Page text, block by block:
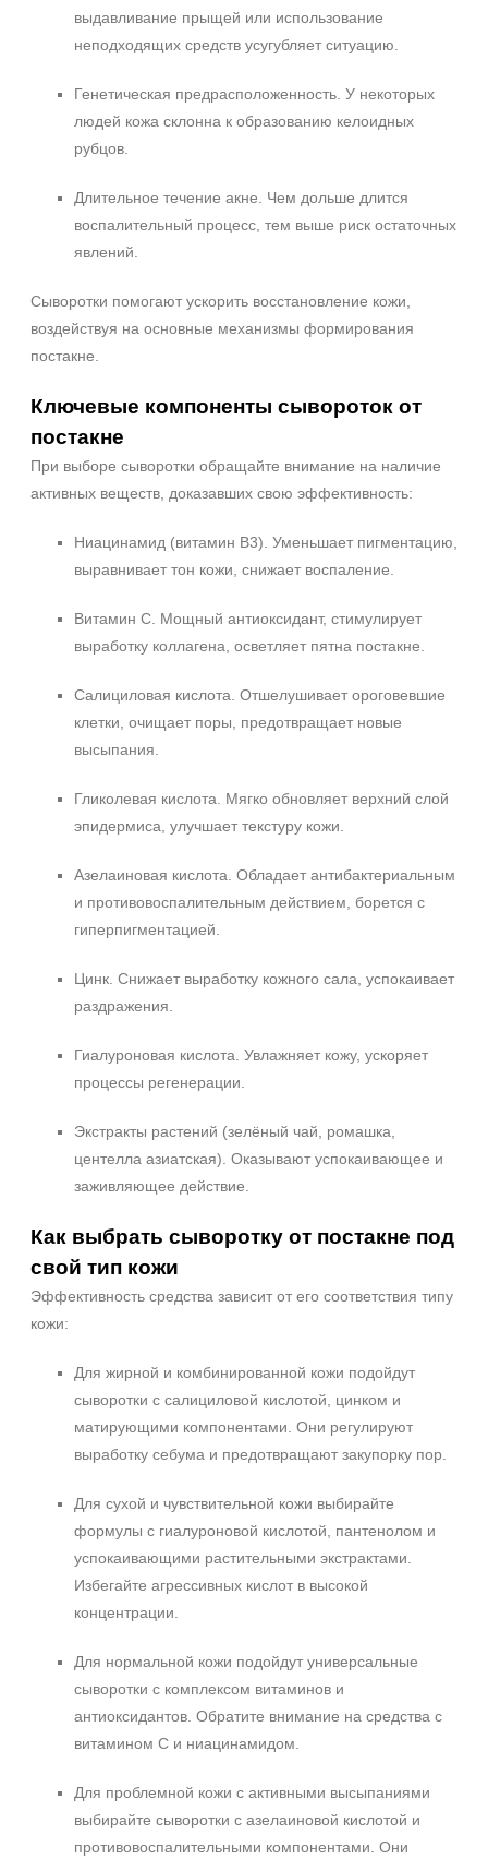
Применение
Гладкость
Веки
Вокруг глаз
Показать еще
ампула
Показать еще
Ингредиенты
Аминокислоты
Витамин C
Показать еще
Время применения
Биоревитализация
Форма выпуска
Ампула
Флакон
Подборки
Рост волос и алопеция
выдавливание прыщей или использование
неподходящих средств усугубляет ситуацию.
Генетическая предрасположенность. У некоторых
людей кожа склонна к образованию келоидных
рубцов.
Длительное течение акне. Чем дольше длится
воспалительный процесс, тем выше риск остаточных
явлений.
Сыворотки помогают ускорить восстановление кожи,
воздействуя на основные механизмы формирования
постакне.
Ключевые компоненты сывороток от
постакне
При выборе сыворотки обращайте внимание на наличие
активных веществ, доказавших свою эффективность:
Ниацинамид (витамин B3). Уменьшает пигментацию,
выравнивает тон кожи, снижает воспаление.
Витамин C. Мощный антиоксидант, стимулирует
выработку коллагена, осветляет пятна постакне.
Салициловая кислота. Отшелушивает ороговевшие
клетки, очищает поры, предотвращает новые
высыпания.
Гликолевая кислота. Мягко обновляет верхний слой
эпидермиса, улучшает текстуру кожи.
Азелаиновая кислота. Обладает антибактериальным
и противовоспалительным действием, борется с
гиперпигментацией.
Цинк. Снижает выработку кожного сала, успокаивает
раздражения.
Гиалуроновая кислота. Увлажняет кожу, ускоряет
процессы регенерации.
Экстракты растений (зелёный чай, ромашка,
центелла азиатская). Оказывают успокаивающее и
заживляющее действие.
Как выбрать сыворотку от постакне под
свой тип кожи
Эффективность средства зависит от его соответствия типу
кожи:
Для жирной и комбинированной кожи подойдут
сыворотки с салициловой кислотой, цинком и
матирующими компонентами. Они регулируют
выработку себума и предотвращают закупорку пор.
Для сухой и чувствительной кожи выбирайте
формулы с гиалуроновой кислотой, пантенолом и
успокаивающими растительными экстрактами.
Избегайте агрессивных кислот в высокой
концентрации.
Для нормальной кожи подойдут универсальные
сыворотки с комплексом витаминов и
антиоксидантов. Обратите внимание на средства с
витамином C и ниацинамидом.
Для проблемной кожи с активными высыпаниями
выбирайте сыворотки с азелаиновой кислотой и
противовоспалительными компонентами. Они
Не показывать предложение о консультации
+7 (495) 640-58-89